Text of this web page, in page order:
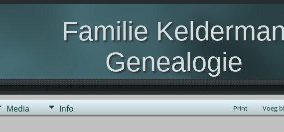
Familie Kelderman
Genealogie
Genealogie van de familie Kelderman(s)
Media Info Print Voeg